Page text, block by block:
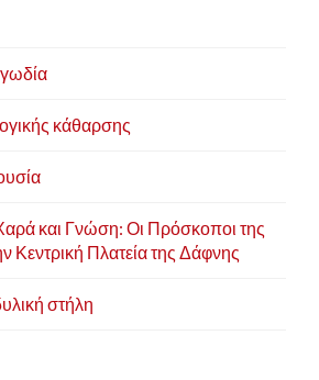
κάθαρσης
και Γνώση: Οι Πρόσκοποι της
Κεντρική Πλατεία της Δάφνης
στήλη